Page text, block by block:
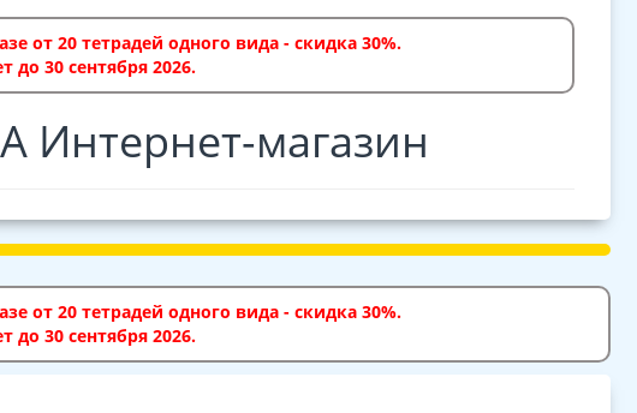
от 20 тетрадей одного вида - скидка 30%.
до 30 сентября 2026.
Интернет-магазин
от 20 тетрадей одного вида - скидка 30%.
до 30 сентября 2026.